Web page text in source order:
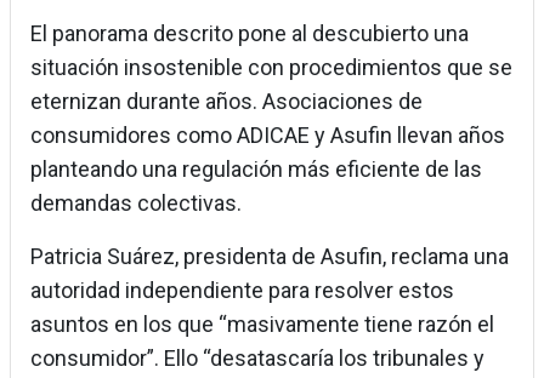
El panorama descrito pone al descubierto una
situación insostenible con procedimientos que se
eternizan durante años. Asociaciones de
consumidores como ADICAE y Asufin llevan años
planteando una regulación más eficiente de las
demandas colectivas.
Patricia Suárez, presidenta de Asufin, reclama una
autoridad independiente para resolver estos
asuntos en los que “masivamente tiene razón el
consumidor”. Ello “desatascaría los tribunales y